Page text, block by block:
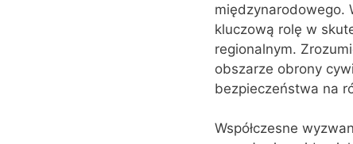
międzynarodowego.
kluczową rolę w
regionalnym.
obszarze obrony
bezpieczeństwa na
Współczesne